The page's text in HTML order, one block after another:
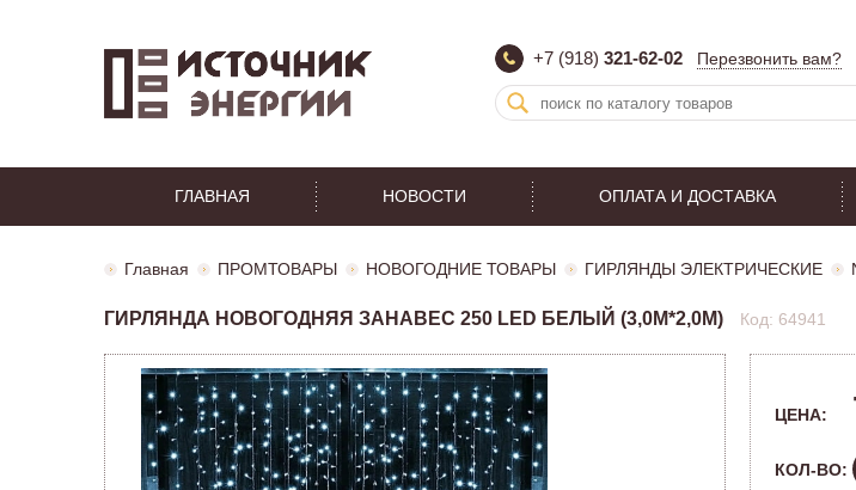
+7 (918) 321-62-02 Перезвонить вам?
ГЛАВНАЯ НОВОСТИ ОПЛАТА И ДОСТАВКА
Главная ПРОМТОВАРЫ НОВОГОДНИЕ ТОВАРЫ ГИРЛЯНДЫ ЭЛЕКТРИЧЕСКИЕ
ГИРЛЯНДА НОВОГОДНЯЯ ЗАНАВЕС 250 LED БЕЛЫЙ (3,0М*2,0М) Код: 64941
ЦЕНА:
КОЛ-ВО: